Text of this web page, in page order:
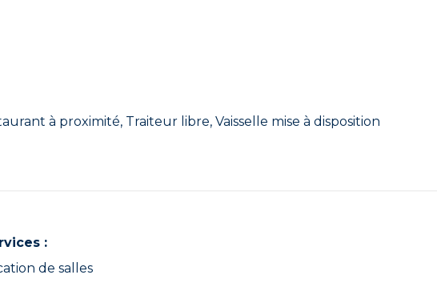
à proximité, Traiteur libre, Vaisselle mise à disposition
:
de salles